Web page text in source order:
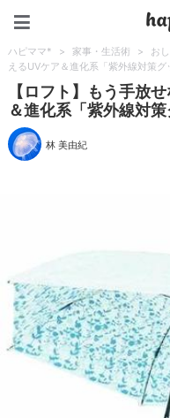
ハピママ* > 家事・生活術 > お
えるUVケア＆進化系「紫外線対策グ
【ロフト】もう手放
＆進化系「紫外線対
林 美由紀